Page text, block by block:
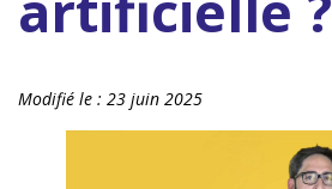
Modifié le : 23 juin 2025